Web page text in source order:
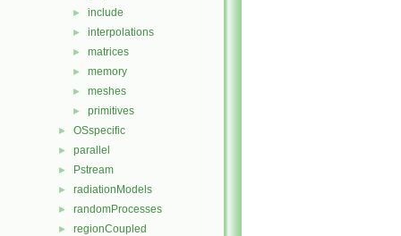
► include
► interpolations
► matrices
► memory
► meshes
► primitives
► OSspecific
► parallel
► Pstream
► radiationModels
► randomProcesses
► regionCoupled